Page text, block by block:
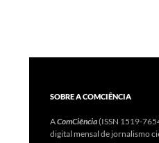
SOBRE A COMCIÊNCIA
AComCiência(ISSN 1519-
digital mensal de jornalismo